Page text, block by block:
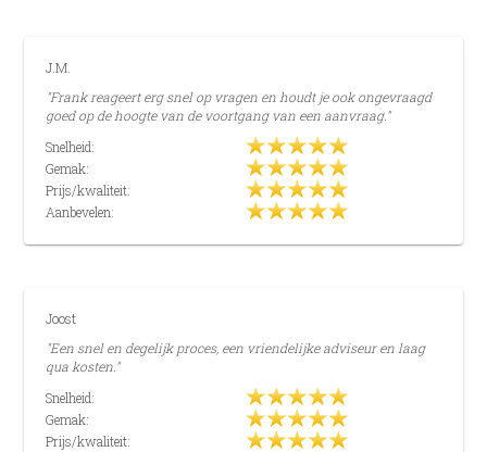
J.M.
"Frank reageert erg snel op vragen en houdt je ook ongevraagd
goed op de hoogte van de voortgang van een aanvraag."
Snelheid:
Gemak:
Prijs/kwaliteit:
Aanbevelen:
Joost
"Een snel en degelijk proces, een vriendelijke adviseur en laag
qua kosten."
Snelheid:
Gemak:
Prijs/kwaliteit: